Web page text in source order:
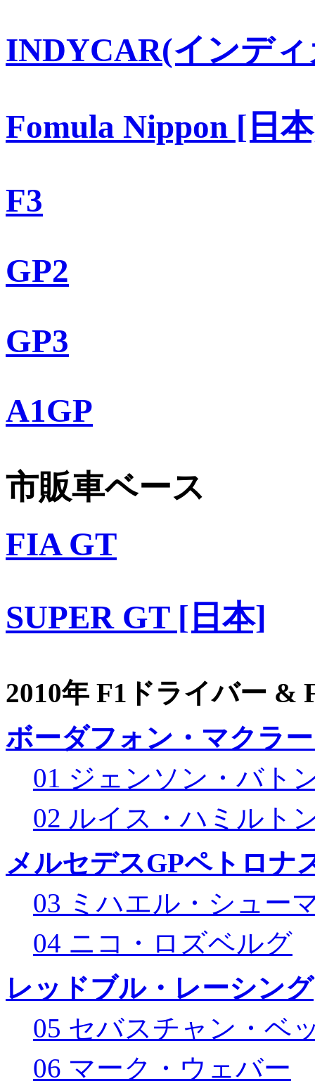
INDYCAR(インデ
Fomula Nippon [日
F3
GP2
GP3
A1GP
市販車ベース
FIA GT
SUPER GT [日本]
2010年 F1ドライバー &
ボーダフォン・マクラ
01 ジェンソン・バト
02 ルイス・ハミルト
メルセデスGPペトロナ
03 ミハエル・シュー
04 ニコ・ロズベルグ
レッドブル・レーシング
05 セバスチャン・ベ
06 マーク・ウェバー